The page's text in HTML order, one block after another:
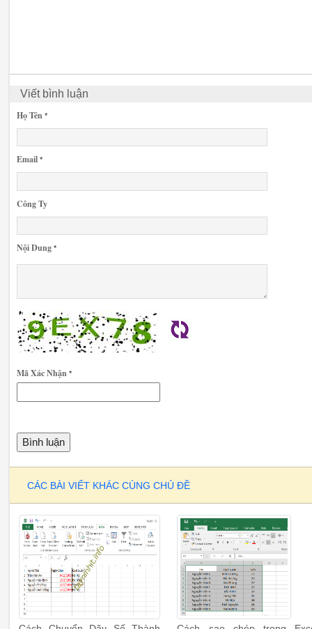
Viết bình luận
Họ Tên *
Email *
Công Ty
Nội Dung *
Mã Xác Nhận *
CÁC BÀI VIẾT KHÁC CÙNG CHỦ ĐỀ